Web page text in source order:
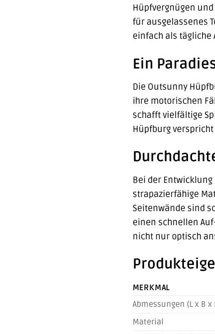
Hüpfvergnügen
für ausgelassenes
einfach als
Ein
Die Outsunny
ihre motorischen
schafft vielfältige
Hüpfburg
Bei der
strapazierfähige
Seitenwände sind
einen schnellen
nicht nur optisch
MERKMAL
Abmessungen (L x B x
Material